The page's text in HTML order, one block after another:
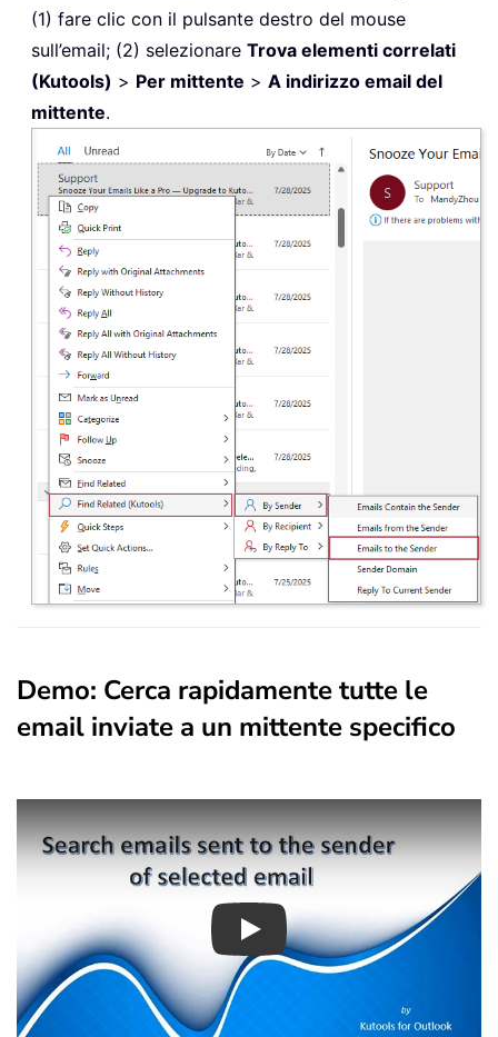
(1) fare clic con il pulsante destro del mouse
sull’email; (2) selezionare Trova elementi correlati
(Kutools) > Per mittente > A indirizzo email del
mittente.
Demo: Cerca rapidamente tutte le
email inviate a un mittente specifico
Play